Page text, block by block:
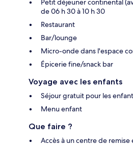
Petit déjeuner continental
de 06 h 30 à 10 h 30
Restaurant
Bar/lounge
Micro-onde dans l'espace
Épicerie fine/snack bar
Voyage avec les enfants
Séjour gratuit pour les
Menu enfant
Que faire ?
Accès à un centre de